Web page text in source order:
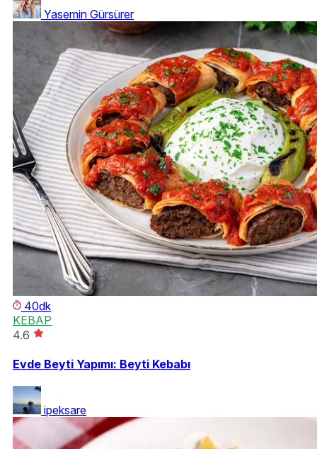
Yasemin Gürsürer
40dk
KEBAP
4.6
Evde Beyti Yapımı: Beyti Kebabı
ipeksare